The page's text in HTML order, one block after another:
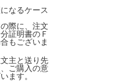
なるケース
際に、注文
証明書のＦ
もございま
主と送り先
ご購入の意
ます。